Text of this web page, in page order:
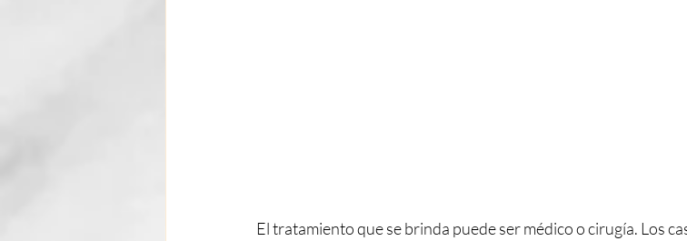
El tratamiento que se brinda puede ser médico o cirugía. Los